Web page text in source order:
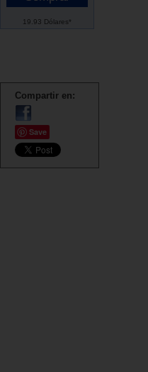
19.93 Dólares*
Compartir en:
Save